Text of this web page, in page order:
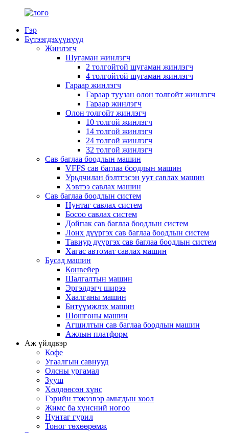
Гэр
Бүтээгдэхүүнүүд
Жинлэгч
Шугаман жинлэгч
2 толгойтой шугаман жинлэгч
4 толгойтой шугаман жинлэгч
Гараар жинлэгч
Гараар туузан олон толгойт жинлэгч
Гараар жинлэгч
Олон толгойт жинлэгч
10 толгой жинлэгч
14 толгой жинлэгч
24 толгой жинлэгч
32 толгой жинлэгч
Сав баглаа боодлын машин
VFFS сав баглаа боодлын машин
Урьдчилан бэлтгэсэн уут савлах машин
Хэвтээ савлах машин
Сав баглаа боодлын систем
Нунтаг савлах систем
Босоо савлах систем
Дойпак сав баглаа боодлын систем
Лонх дүүргэх сав баглаа боодлын систем
Тавиур дүүргэх сав баглаа боодлын систем
Хагас автомат савлах машин
Бусад машин
Конвейер
Шалгалтын машин
Эргэлдэгч ширээ
Хаалганы машин
Битүүмжлэх машин
Шошгоны машин
Агшилтын сав баглаа боодлын машин
Ажлын платформ
Аж үйлдвэр
Кофе
Угаалгын савнууд
Олсны ургамал
Зууш
Хөлдөөсөн хүнс
Гэрийн тэжээвэр амьтдын хоол
Жимс ба хүнсний ногоо
Нунтаг гурил
Тоног төхөөрөмж